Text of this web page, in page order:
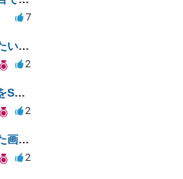
7
無断で動画を撮影され、削除させたいが連絡が返ってこない。
2
当方の腹いせで相手方の個人情報をSNSで晒してしまい名誉毀損させてしまったかもしれない
2
ホームページ制作における使用した画像や文章の著作権について
2